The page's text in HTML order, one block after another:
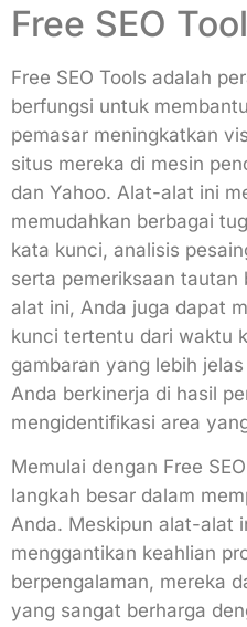
Free SEO
Free SEO Tools adalah
berfungsi untuk
pemasar meningkatkan
situs mereka di mesin
dan Yahoo. Alat-alat ini
memudahkan berbagai
kata kunci, analisis
serta pemeriksaan tautan
alat ini, Anda juga dapat
kunci tertentu dari waktu
gambaran yang lebih
Anda berkinerja di hasil
mengidentifikasi area
Memulai dengan Free
langkah besar dalam
Anda. Meskipun alat-alat
menggantikan keahlian
berpengalaman, mereka
yang sangat berharga